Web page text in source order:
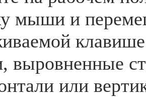
мыши и
выровненные
или